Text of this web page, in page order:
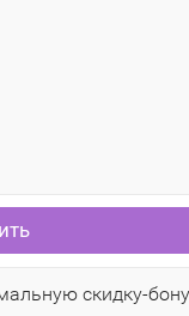
скидку-